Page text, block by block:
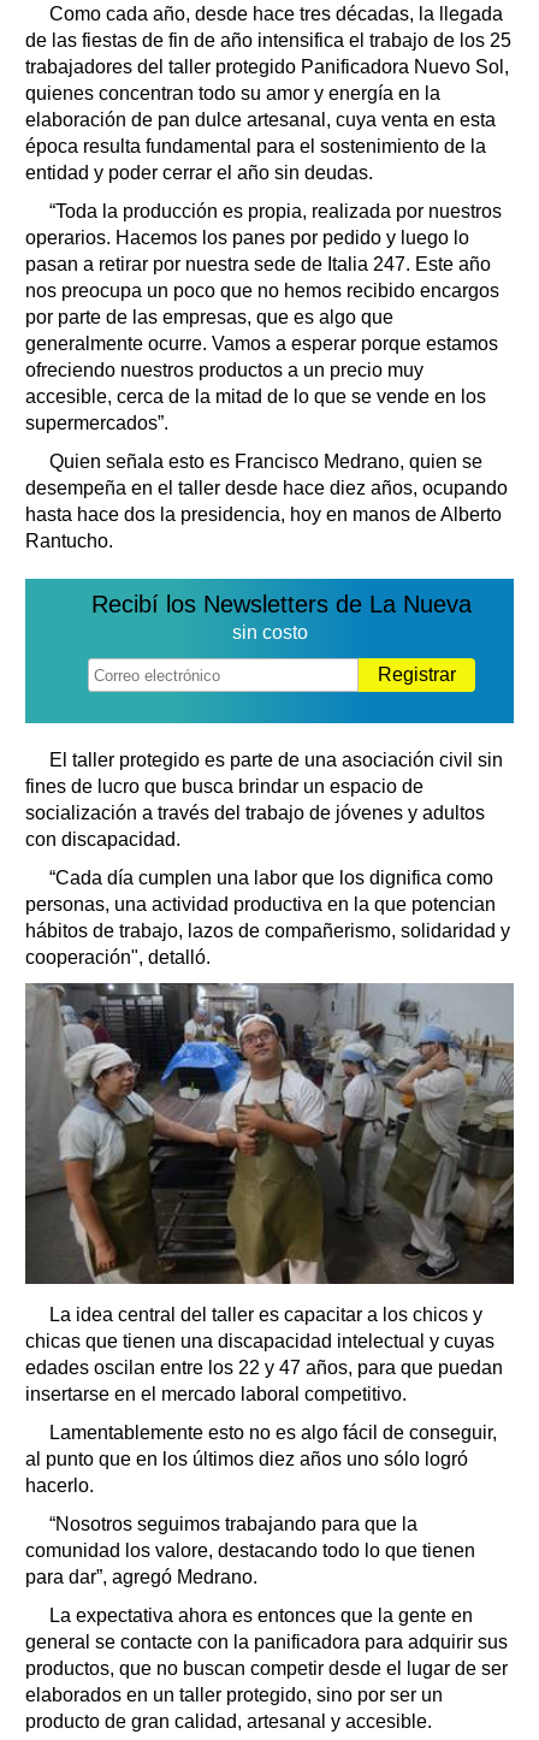
Servicios
Farmacias
Transportes
Loterías
Datos Útiles
Fúnebres
Edictos
Teléfonos de urgencia
Como cada año, desde hace tres décadas, la llegada
de las fiestas de fin de año intensifica el trabajo de los 25
trabajadores del taller protegido Panificadora Nuevo Sol,
quienes concentran todo su amor y energía en la
elaboración de pan dulce artesanal, cuya venta en esta
época resulta fundamental para el sostenimiento de la
entidad y poder cerrar el año sin deudas.
“Toda la producción es propia, realizada por nuestros
operarios. Hacemos los panes por pedido y luego lo
pasan a retirar por nuestra sede de Italia 247. Este año
nos preocupa un poco que no hemos recibido encargos
por parte de las empresas, que es algo que
generalmente ocurre. Vamos a esperar porque estamos
ofreciendo nuestros productos a un precio muy
accesible, cerca de la mitad de lo que se vende en los
supermercados”.
Quien señala esto es Francisco Medrano, quien se
desempeña en el taller desde hace diez años, ocupando
hasta hace dos la presidencia, hoy en manos de Alberto
Rantucho.
Recibí los Newsletters de La Nueva
sin costo
Registrar
El taller protegido es parte de una asociación civil sin
fines de lucro que busca brindar un espacio de
socialización a través del trabajo de jóvenes y adultos
con discapacidad.
“Cada día cumplen una labor que los dignifica como
personas, una actividad productiva en la que potencian
hábitos de trabajo, lazos de compañerismo, solidaridad y
cooperación", detalló.
La idea central del taller es capacitar a los chicos y
chicas que tienen una discapacidad intelectual y cuyas
edades oscilan entre los 22 y 47 años, para que puedan
insertarse en el mercado laboral competitivo.
Lamentablemente esto no es algo fácil de conseguir,
al punto que en los últimos diez años uno sólo logró
hacerlo.
“Nosotros seguimos trabajando para que la
comunidad los valore, destacando todo lo que tienen
para dar”, agregó Medrano.
La expectativa ahora es entonces que la gente en
general se contacte con la panificadora para adquirir sus
productos, que no buscan competir desde el lugar de ser
elaborados en un taller protegido, sino por ser un
producto de gran calidad, artesanal y accesible.